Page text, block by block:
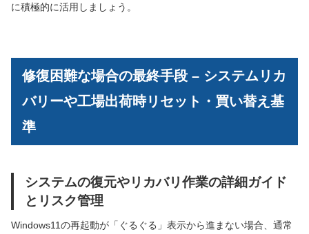
に積極的に活用しましょう。
修復困難な場合の最終手段 – システムリカ
バリーや工場出荷時リセット・買い替え基
準
システムの復元やリカバリ作業の詳細ガイド
とリスク管理
Windows11の再起動が「ぐるぐる」表示から進まない場合、通常